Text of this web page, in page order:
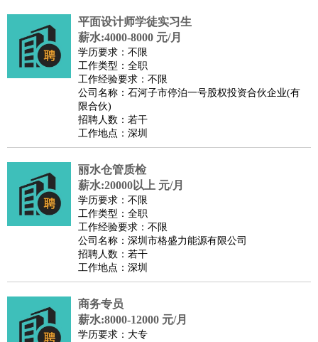
平面设计师学徒实习生
薪水:4000-8000 元/月
学历要求：不限
工作类型：全职
工作经验要求：不限
公司名称：石河子市停泊一号股权投资合伙企业(有
限合伙)
招聘人数：若干
工作地点：深圳
丽水仓管质检
薪水:20000以上 元/月
学历要求：不限
工作类型：全职
工作经验要求：不限
公司名称：深圳市格盛力能源有限公司
招聘人数：若干
工作地点：深圳
商务专员
薪水:8000-12000 元/月
学历要求：大专